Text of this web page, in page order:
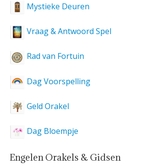
Mystieke Deuren
Vraag & Antwoord Spel
Rad van Fortuin
Dag Voorspelling
Geld Orakel
Dag Bloempje
Engelen Orakels & Gidsen